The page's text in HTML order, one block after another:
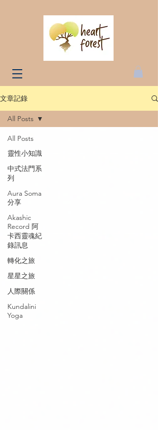
文章記錄
All Posts
靈性小知識
中式法門系
列
Aura Soma
分享
Akashic
Record 阿
卡西靈魂紀
錄訊息
轉化之旅
星星之旅
人際關係
Kundalini
Yoga
All Posts